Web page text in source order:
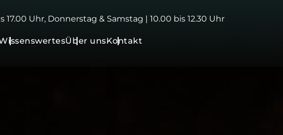
17.00 Uhr, Donnerstag & Samstag | 10.00 bis 12.30 Uhr
Über unsKontakt